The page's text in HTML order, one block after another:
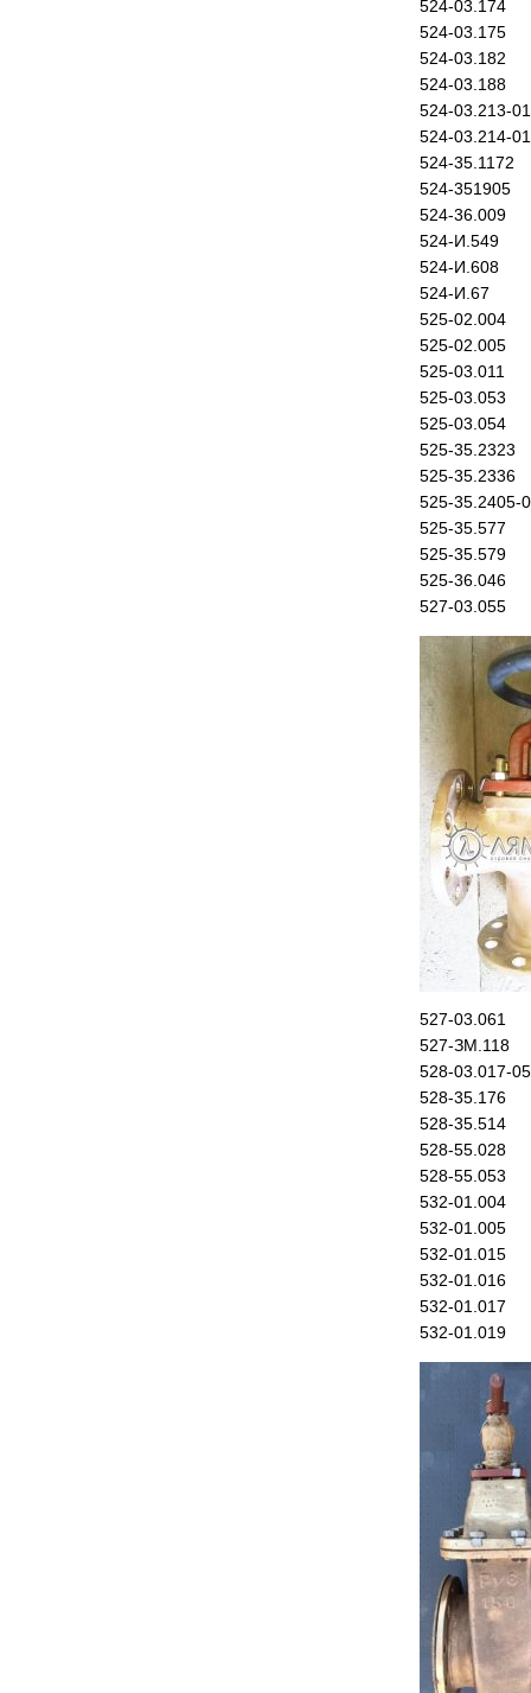
524-03.174
524-03.175
524-03.182
524-03.188
524-03.213-01
524-03.214-01
524-35.1172
524-351905
524-36.009
524-И.549
524-И.608
524-И.67
525-02.004
525-02.005
525-03.011
525-03.053
525-03.054
525-35.2323
525-35.2336
525-35.2405-
525-35.577
525-35.579
525-36.046
527-03.055
527-03.061
527-ЗМ.118
528-03.017-05
528-35.176
528-35.514
528-55.028
528-55.053
532-01.004
532-01.005
532-01.015
532-01.016
532-01.017
532-01.019